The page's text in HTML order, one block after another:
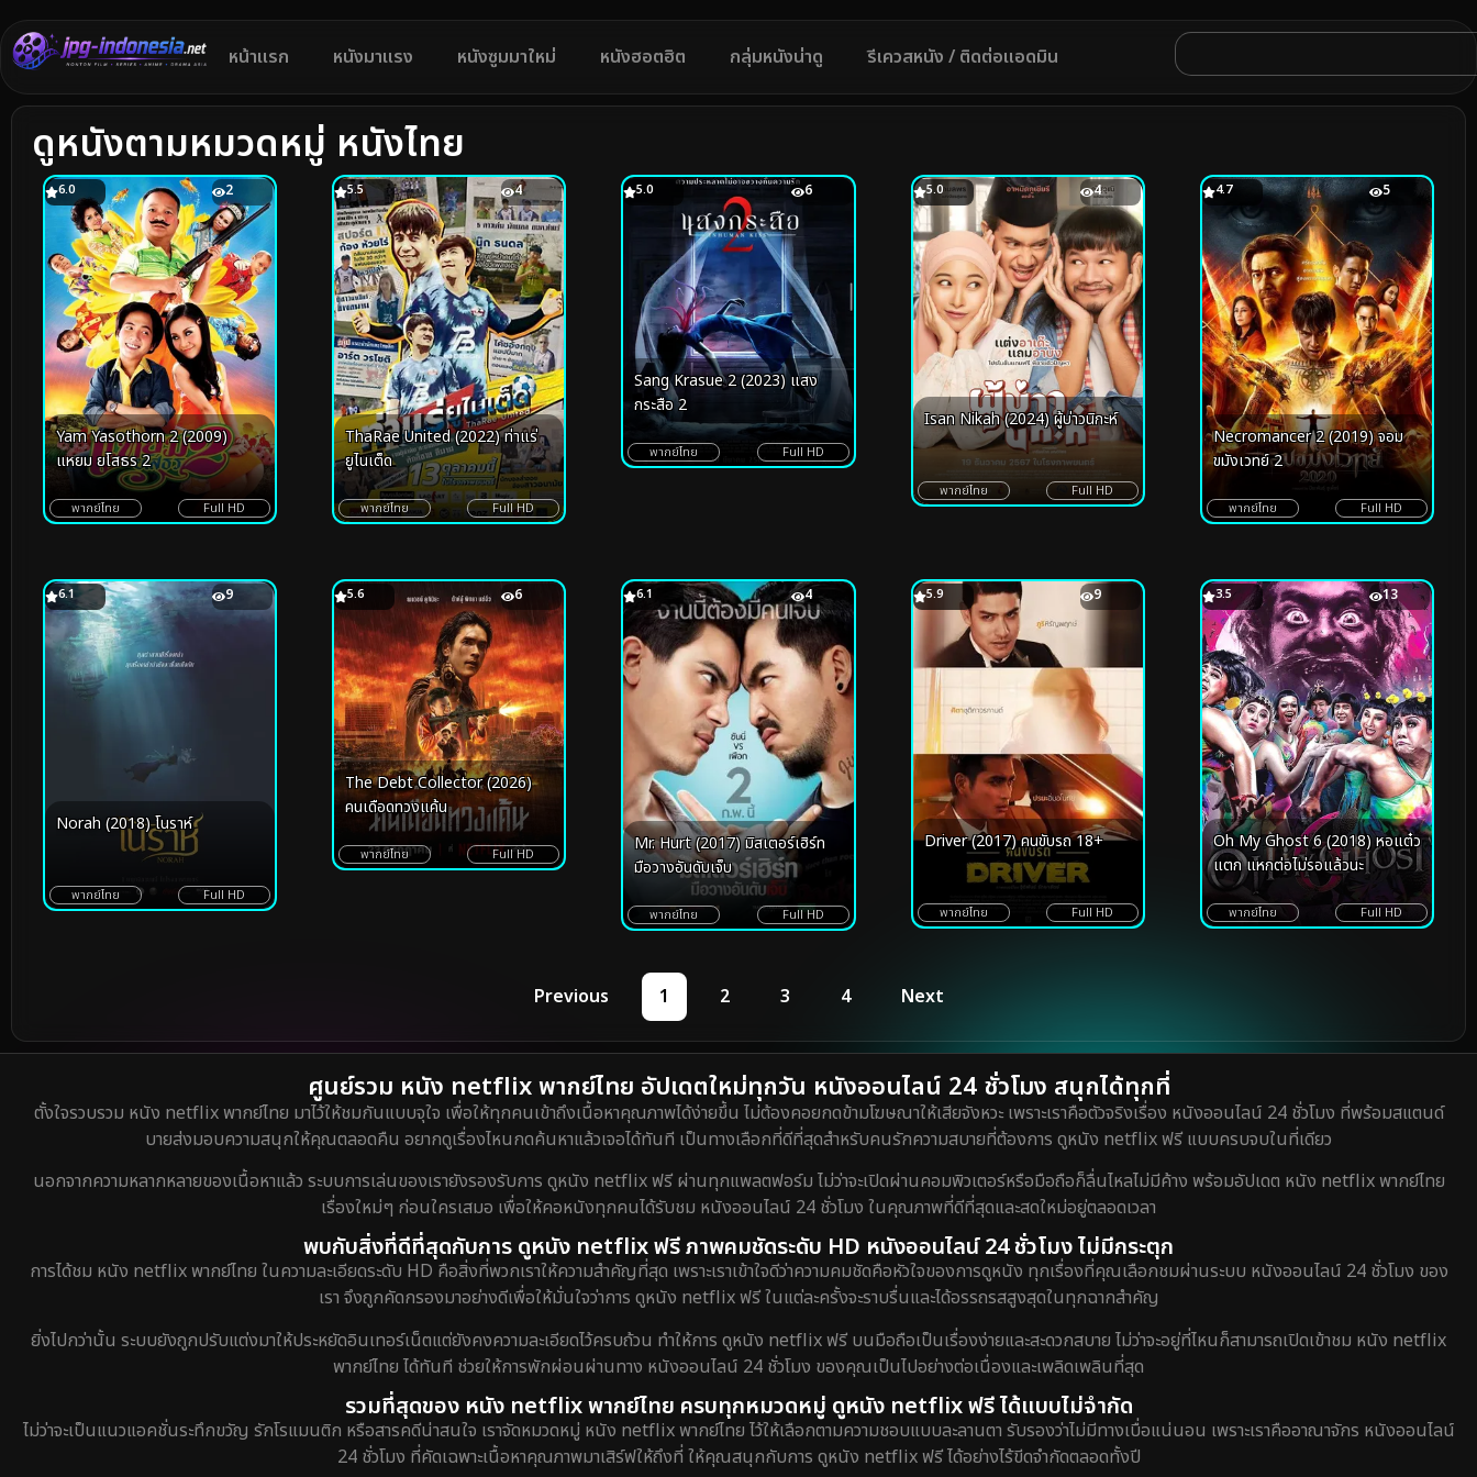
หน้าแรก หนังมาแรง หนังซูมมาใหม่ หนังฮอตฮิต กลุ่มหนังน่าดู รีเควสหนัง / ติดต่อแอดมิน
ดูหนังตามหมวดหมู่ หนังไทย
2
6.0
Yam Yasothorn 2 (2009)
แหยม ยโสธร 2
พากย์ไทย Full HD
4
5.5
ThaRae United (2022) ท่าแร่
ยูไนเต็ด
พากย์ไทย Full HD
6
5.0
Sang Krasue 2 (2023) แสง
กระสือ 2
พากย์ไทย Full HD
4
5.0
Isan Nikah (2024) ผู้บ่าวนิกะห์
พากย์ไทย Full HD
5
4.7
Necromancer 2 (2019) จอม
ขมังเวทย์ 2
พากย์ไทย Full HD
9
6.1
Norah (2018) โนราห์
พากย์ไทย Full HD
6
5.6
The Debt Collector (2026)
คนเดือดทวงแค้น
พากย์ไทย Full HD
4
6.1
Mr. Hurt (2017) มิสเตอร์เฮิร์ท
มือวางอันดับเจ็บ
พากย์ไทย Full HD
9
5.9
Driver (2017) คนขับรถ 18+
พากย์ไทย Full HD
13
3.5
Oh My Ghost 6 (2018) หอแต๋ว
แตก แหกต่อไม่รอแล้วนะ
พากย์ไทย Full HD
Previous 1 2 3 4 Next
ศูนย์รวม หนัง netflix พากย์ไทย อัปเดตใหม่ทุกวัน หนังออนไลน์ 24 ชั่วโมง สนุกได้ทุกที่
ตั้งใจรวบรวม หนัง netflix พากย์ไทย มาไว้ให้ชมกันแบบจุใจ เพื่อให้ทุกคนเข้าถึงเนื้อหาคุณภาพได้ง่ายขึ้น ไม่ต้องคอยกดข้ามโฆษณาให้เสียจังหวะ เพราะเราคือตัวจริงเรื่อง หนังออนไลน์ 24 ชั่วโมง ที่พร้อมสแตนด์
บายส่งมอบความสนุกให้คุณตลอดคืน อยากดูเรื่องไหนกดค้นหาแล้วเจอได้ทันที เป็นทางเลือกที่ดีที่สุดสำหรับคนรักความสบายที่ต้องการ ดูหนัง netflix ฟรี แบบครบจบในที่เดียว
นอกจากความหลากหลายของเนื้อหาแล้ว ระบบการเล่นของเรายังรองรับการ ดูหนัง netflix ฟรี ผ่านทุกแพลตฟอร์ม ไม่ว่าจะเปิดผ่านคอมพิวเตอร์หรือมือถือก็ลื่นไหลไม่มีค้าง พร้อมอัปเดต หนัง netflix พากย์ไทย
เรื่องใหม่ๆ ก่อนใครเสมอ เพื่อให้คอหนังทุกคนได้รับชม หนังออนไลน์ 24 ชั่วโมง ในคุณภาพที่ดีที่สุดและสดใหม่อยู่ตลอดเวลา
พบกับสิ่งที่ดีที่สุดกับการ ดูหนัง netflix ฟรี ภาพคมชัดระดับ HD หนังออนไลน์ 24 ชั่วโมง ไม่มีกระตุก
การได้ชม หนัง netflix พากย์ไทย ในความละเอียดระดับ HD คือสิ่งที่พวกเราให้ความสำคัญที่สุด เพราะเราเข้าใจดีว่าความคมชัดคือหัวใจของการดูหนัง ทุกเรื่องที่คุณเลือกชมผ่านระบบ หนังออนไลน์ 24 ชั่วโมง ของ
เรา จึงถูกคัดกรองมาอย่างดีเพื่อให้มั่นใจว่าการ ดูหนัง netflix ฟรี ในแต่ละครั้งจะราบรื่นและได้อรรถรสสูงสุดในทุกฉากสำคัญ
ยิ่งไปกว่านั้น ระบบยังถูกปรับแต่งมาให้ประหยัดอินเทอร์เน็ตแต่ยังคงความละเอียดไว้ครบถ้วน ทำให้การ ดูหนัง netflix ฟรี บนมือถือเป็นเรื่องง่ายและสะดวกสบาย ไม่ว่าจะอยู่ที่ไหนก็สามารถเปิดเข้าชม หนัง netflix
พากย์ไทย ได้ทันที ช่วยให้การพักผ่อนผ่านทาง หนังออนไลน์ 24 ชั่วโมง ของคุณเป็นไปอย่างต่อเนื่องและเพลิดเพลินที่สุด
รวมที่สุดของ หนัง netflix พากย์ไทย ครบทุกหมวดหมู่ ดูหนัง netflix ฟรี ได้แบบไม่จำกัด
ไม่ว่าจะเป็นแนวแอคชั่นระทึกขวัญ รักโรแมนติก หรือสารคดีน่าสนใจ เราจัดหมวดหมู่ หนัง netflix พากย์ไทย ไว้ให้เลือกตามความชอบแบบละลานตา รับรองว่าไม่มีทางเบื่อแน่นอน เพราะเราคืออาณาจักร หนังออนไลน์
24 ชั่วโมง ที่คัดเฉพาะเนื้อหาคุณภาพมาเสิร์ฟให้ถึงที่ ให้คุณสนุกกับการ ดูหนัง netflix ฟรี ได้อย่างไร้ขีดจำกัดตลอดทั้งปี